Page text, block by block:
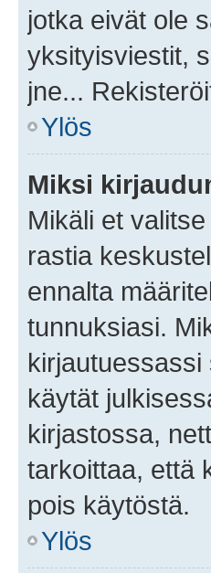
jotka eivät ole
yksityisviestit,
jne...
Ylös
Miksi
Mikäli et valitse
rastia
ennalta
tunnuksiasi.
käytät
kirjastossa,
tarkoittaa, että
pois käytöstä.
Ylös